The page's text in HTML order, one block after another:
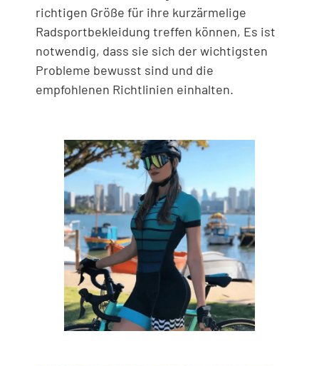
richtigen Größe für ihre kurzärmelige
Radsportbekleidung treffen können, Es ist
notwendig, dass sie sich der wichtigsten
Probleme bewusst sind und die
empfohlenen Richtlinien einhalten.